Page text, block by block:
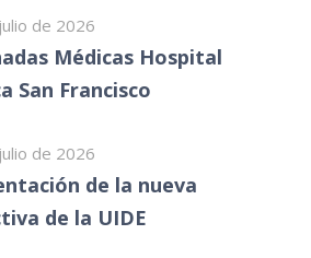
de 2026
Médicas Hospital
San Francisco
de 2026
de la nueva
de la UIDE